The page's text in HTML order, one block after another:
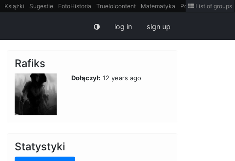
Książki Sugestie FotoHistoria Truelolcontent Matematyka Polska
intern
List of groups
log in sign up
Rafiks
Dołączył: 12 years ago
Statystyki